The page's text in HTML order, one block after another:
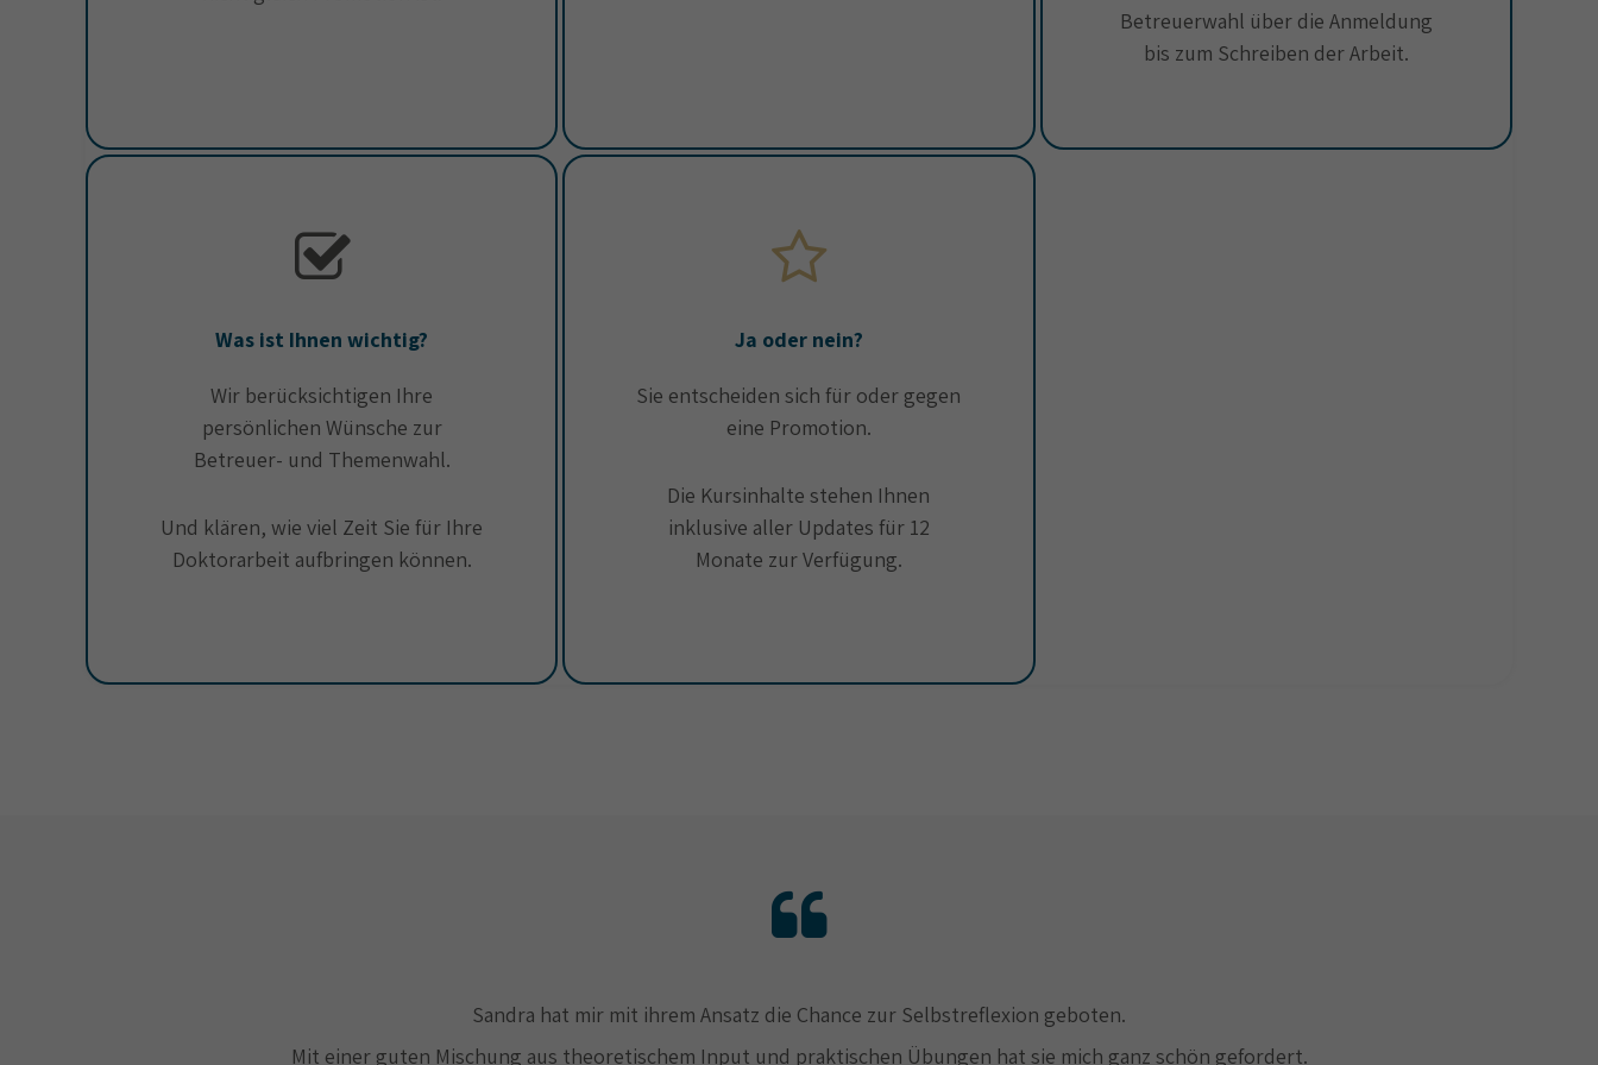
Betreuerwahl über die Anmeldung
bis zum Schreiben der Arbeit.
Was ist Ihnen wichtig?
Wir berücksichtigen Ihre
persönlichen Wünsche zur
Betreuer- und Themenwahl.
Und klären, wie viel Zeit Sie für Ihre
Doktorarbeit aufbringen können.
Ja oder nein?
Sie entscheiden sich für oder gegen
eine Promotion.
Die Kursinhalte stehen Ihnen
inklusive aller Updates für 12
Monate zur Verfügung.
Sandra hat mir mit ihrem Ansatz die Chance zur Selbstreflexion geboten.
Mit einer guten Mischung aus theoretischem Input und praktischen Übungen hat sie mich ganz schön gefordert.